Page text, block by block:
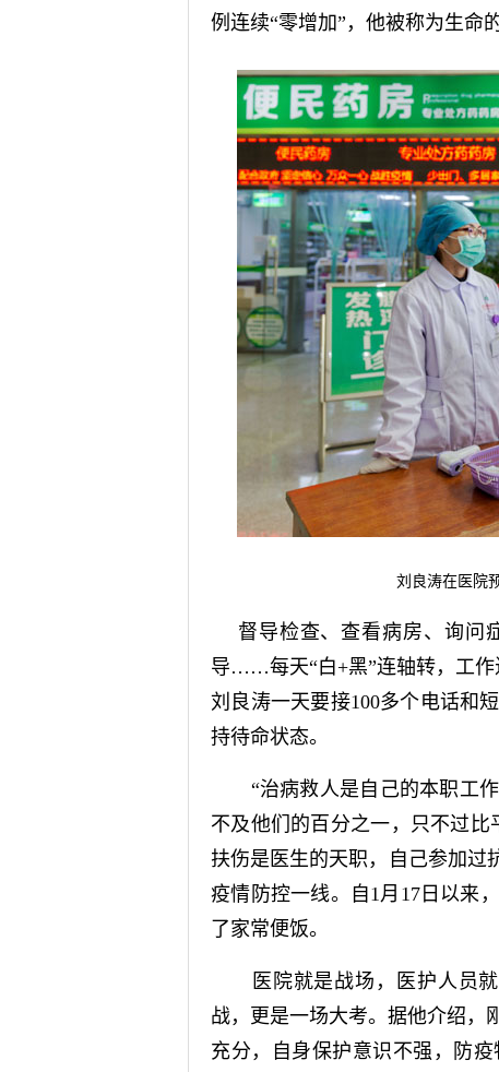
例连续“零增加”，他被称为生命
刘良涛在医院
督导检查、查看病房、询问
导……每天“白+黑”连轴转，工作
刘良涛一天要接100多个电话和
持待命状态。
“治病救人是自己的本职工作
不及他们的百分之一，只不过
扶伤是医生的天职，自己参加过
疫情防控一线。自1月17日以来
了家常便饭。
医院就是战场，医护人员就
战，更是一场大考。据他介绍，
充分，自身保护意识不强，防